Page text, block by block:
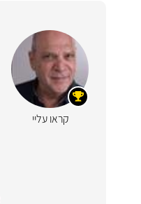
קראו עליי